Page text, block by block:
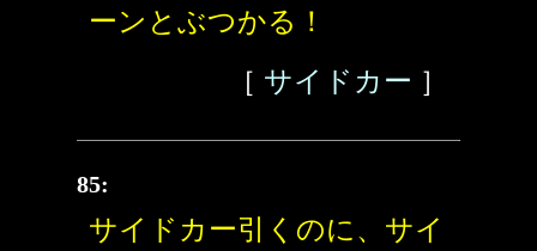
ーンとぶつかる！
［ サイドカー ］
85:
サイドカー引くのに、サイ